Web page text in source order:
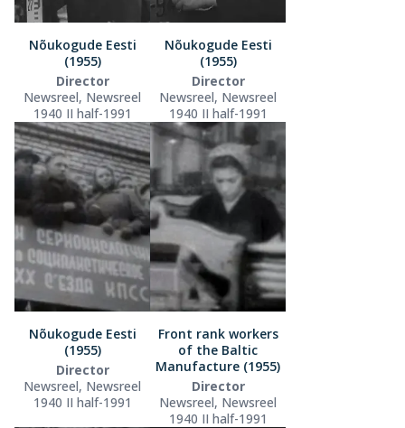
Nõukogude Eesti
(1955)
Director
Newsreel, Newsreel
1940 II half-1991
Nõukogude Eesti
(1955)
Director
Newsreel, Newsreel
1940 II half-1991
Nõukogude Eesti
(1955)
Director
Newsreel, Newsreel
1940 II half-1991
Front rank workers
of the Baltic
Manufacture (1955)
Director
Newsreel, Newsreel
1940 II half-1991